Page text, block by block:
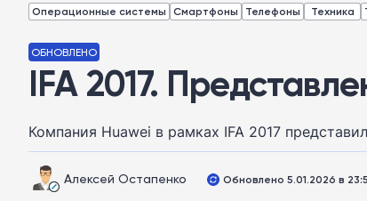
Операционные системы Смартфоны Телефоны Техника
ОБНОВЛЕНО
IFA 2017.
Компания Huawei в рамках IFA 2017
Алексей Остапенко Обновлено 5.01.2026 в